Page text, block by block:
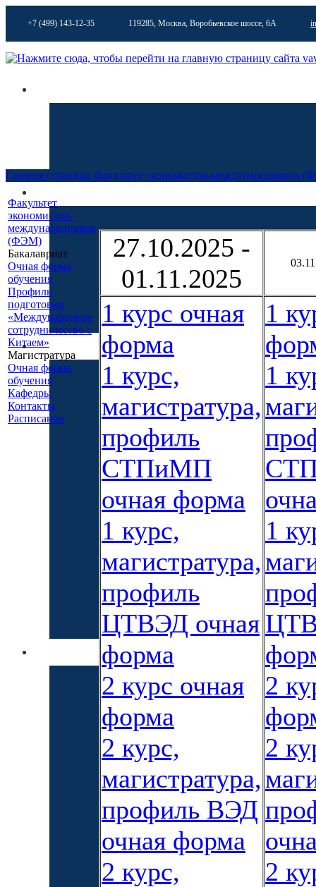
+7 (499) 143-12-35 119285, Москва, Воробьевское шоссе, 6А
Главная страница Факультет экономистов-международников
Факультет
экономистов-
международников
(ФЭМ)
Бакалавриат
Очная форма
обучения
Профиль
подготовки
«Международное
сотрудничество с
Китаем»
Магистратура
Очная форма
обучения
Кафедры
Контакты
Расписание
27.10.2025 -
01.11.2025
1 курс очная
форма
1 курс,
магистратура,
профиль
СТПиМП
очная форма
1 курс,
магистратура,
профиль
ЦТВЭД очная
форма
2 курс очная
форма
2 курс,
магистратура,
профиль ВЭД
очная форма
2 курс,
1
1
1
2
2
2